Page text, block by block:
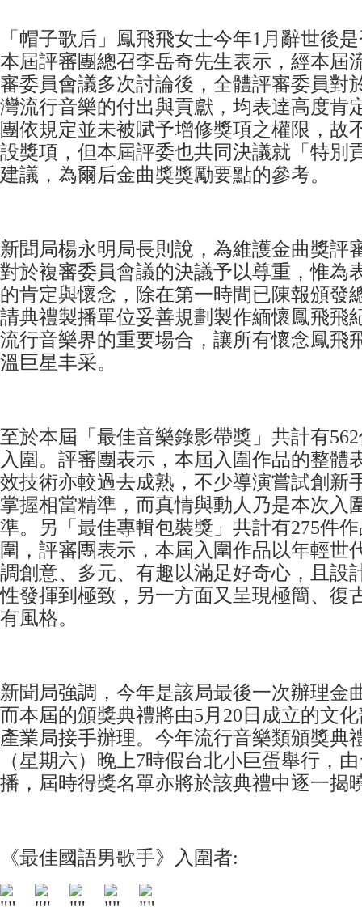
「帽子歌后」鳳飛飛女士今年1月辭世後
本屆評審團總召李岳奇先生表示，經本屆
審委員會議多次討論後，全體評審委員對
灣流行音樂的付出與貢獻，均表達高度肯
團依規定並未被賦予增修獎項之權限，故
設獎項，但本屆評委也共同決議就「特別
建議，為爾后金曲獎獎勵要點的參考。
新聞局楊永明局長則說，為維護金曲獎評
對於複審委員會議的決議予以尊重，惟為
的肯定與懷念，除在第一時間已陳報頒發
請典禮製播單位妥善規劃製作緬懷鳳飛飛
流行音樂界的重要場合，讓所有懷念鳳飛
溫巨星丰采。
至於本屆「最佳音樂錄影帶獎」共計有
入圍。評審團表示，本屆入圍作品的整體
效技術亦較過去成熟，不少導演嘗試創新
掌握相當精準，而真情與動人乃是本次入
準。另「最佳專輯包裝獎」共計有275件
圍，評審團表示，本屆入圍作品以年輕世
調創意、多元、有趣以滿足好奇心，且設
性發揮到極致，另一方面又呈現極簡、復
有風格。
新聞局強調，今年是該局最後一次辦理金
而本屆的頒獎典禮將由5月20日成立的文
產業局接手辦理。今年流行音樂類頒獎典
（星期六）晚上7時假台北小巨蛋舉行，
播，屆時得獎名單亦將於該典禮中逐一揭
《最佳國語男歌手》入圍者: